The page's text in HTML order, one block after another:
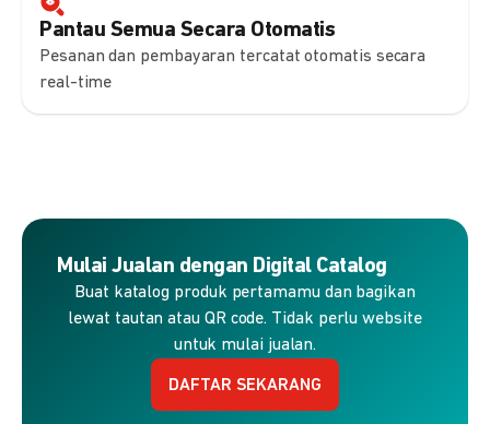
Pantau Semua Secara Otomatis
Pesanan dan pembayaran tercatat otomatis secara
real-time
Mulai Jualan dengan Digital Catalog
Buat katalog produk pertamamu dan bagikan
lewat tautan atau QR code. Tidak perlu website
untuk mulai jualan.
DAFTAR SEKARANG